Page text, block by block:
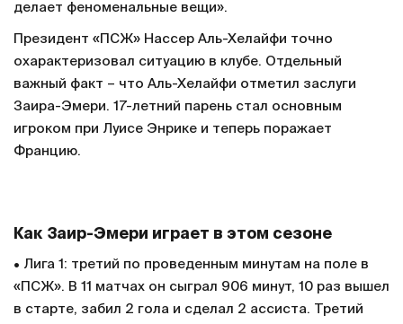
делает феноменальные вещи».
Президент «ПСЖ» Нассер Аль-Хелайфи точно
охарактеризовал ситуацию в клубе. Отдельный
важный факт – что Аль-Хелайфи отметил заслуги
Заира-Эмери. 17-летний парень стал основным
игроком при Луисе Энрике и теперь поражает
Францию.
Как Заир-Эмери играет в этом сезоне
• Лига 1: третий по проведенным минутам на поле в
«ПСЖ». В 11 матчах он сыграл 906 минут, 10 раз вышел
в старте, забил 2 гола и сделал 2 ассиста. Третий